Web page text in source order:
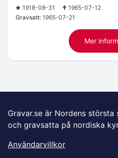
1918-08-31
1965-07-12
Gravsatt: 1965-07-21
Mer
Gravar.se är Nordens
och gravsatta på nordiska
Användarvillkor